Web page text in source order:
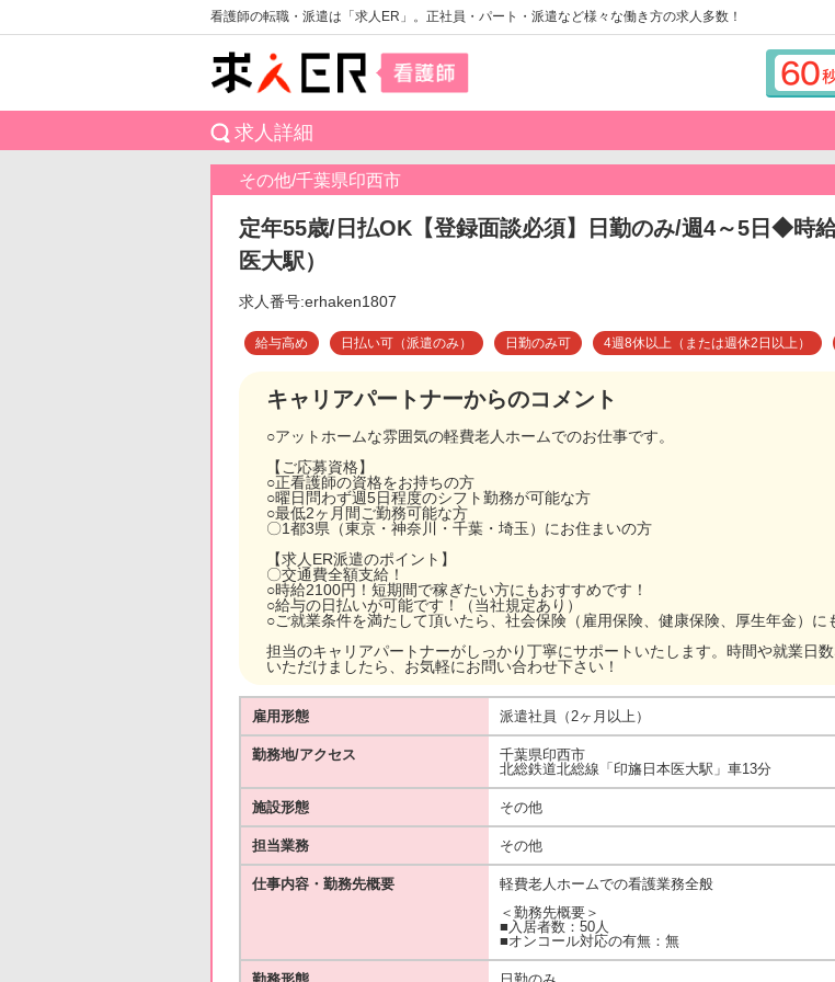
看護師の転職・派遣は「求人ER」。正社員・パート・派遣など様々な働き方の求人多数！
求人詳細
その他/千葉県印西市
定年55歳/日払OK【登録面談必須】日勤のみ/週4～5日◆時
医大駅）
求人番号:erhaken1807
給与高め 日払い可（派遣のみ） 日勤のみ可 4週8休以上（または週休2日以上）
キャリアパートナーからのコメント
○アットホームな雰囲気の軽費老人ホームでのお仕事です。
【ご応募資格】
○正看護師の資格をお持ちの方
○曜日問わず週5日程度のシフト勤務が可能な方
○最低2ヶ月間ご勤務可能な方
〇1都3県（東京・神奈川・千葉・埼玉）にお住まいの方
【求人ER派遣のポイント】
〇交通費全額支給！
○時給2100円！短期間で稼ぎたい方にもおすすめです！
○給与の日払いが可能です！（当社規定あり）
○ご就業条件を満たして頂いたら、社会保険（雇用保険、健康保険、厚生年金）に
担当のキャリアパートナーがしっかり丁寧にサポートいたします。時間や就業日
いただけましたら、お気軽にお問い合わせ下さい！
雇用形態 派遣社員（2ヶ月以上）
勤務地/アクセス
千葉県印西市
北総鉄道北総線「印旛日本医大駅」車13分
施設形態 その他
担当業務 その他
仕事内容・勤務先概要
軽費老人ホームでの看護業務全般
＜勤務先概要＞
■入居者数：50人
■オンコール対応の有無：無